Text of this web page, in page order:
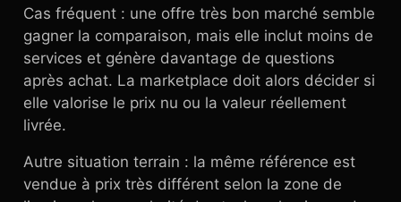
Cas fréquent : une offre très bon marché semble
gagner la comparaison, mais elle inclut moins de
services et génère davantage de questions
après achat. La marketplace doit alors décider si
elle valorise le prix nu ou la valeur réellement
livrée.
Autre situation terrain : la même référence est
vendue à prix très différent selon la zone de